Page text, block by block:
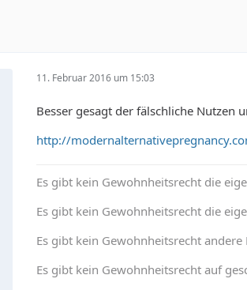
11. Februar 2016 um 15:03
Besser gesagt der fälschliche Nutzen
http://
Es gibt kein Gewohnheitsrecht die
Es gibt kein Gewohnheitsrecht die
Es gibt kein Gewohnheitsrecht
Es gibt kein Gewohnheitsrecht auf